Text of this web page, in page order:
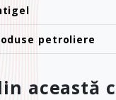
petroliere
această